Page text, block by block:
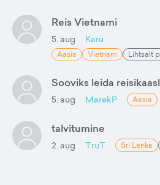
Reis Vietnami
5. aug Karu
Aasia Vietnam Lihtsalt
Sooviks leida
5. aug MarekP Aasia
talvitumine
2. aug TruT Sri Lanka